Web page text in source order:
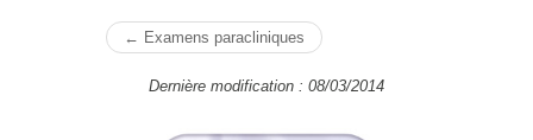
← Examens paracliniques
Dernière modification : 08/03/2014